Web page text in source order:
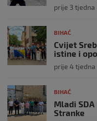
prije 3 tjedna
BIHAĆ
Cvijet
istine i
prije 4 tjedna
BIHAĆ
Mladi
Stranke